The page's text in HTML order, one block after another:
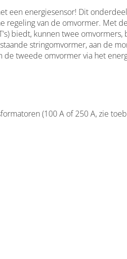
CT meter - indirect -
een energiesensor! Dit
regeling van de omvormer. Met
biedt, kunnen twee
stringomvormer, aan de
de tweede omvormer via het
(100 A of 250 A, zie